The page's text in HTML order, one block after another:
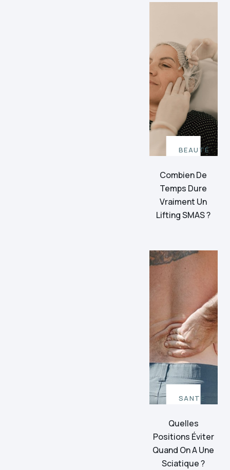
BEAUTÉ
Combien De
Temps Dure
Vraiment Un
Lifting SMAS ?
SANTÉ
Quelles
Positions Éviter
Quand On A Une
Sciatique ?